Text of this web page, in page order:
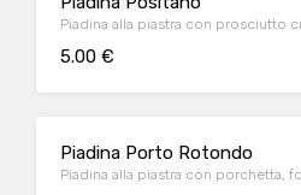
Piadina alla piastra con prosciutto
5.00 €
Piadina Porto Rotondo
Piadina alla piastra con porchetta,